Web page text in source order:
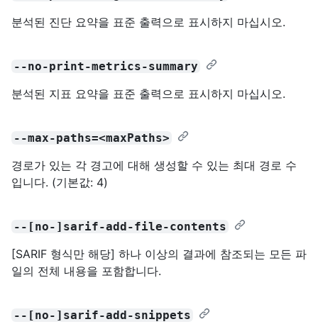
분석된 진단 요약을 표준 출력으로 표시하지 마십시오.
--no-print-metrics-summary
분석된 지표 요약을 표준 출력으로 표시하지 마십시오.
--max-paths=<maxPaths>
경로가 있는 각 경고에 대해 생성할 수 있는 최대 경로 수
입니다. (기본값: 4)
--[no-]sarif-add-file-contents
[SARIF 형식만 해당] 하나 이상의 결과에 참조되는 모든 파
일의 전체 내용을 포함합니다.
--[no-]sarif-add-snippets